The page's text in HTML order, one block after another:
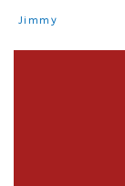
Jimmy